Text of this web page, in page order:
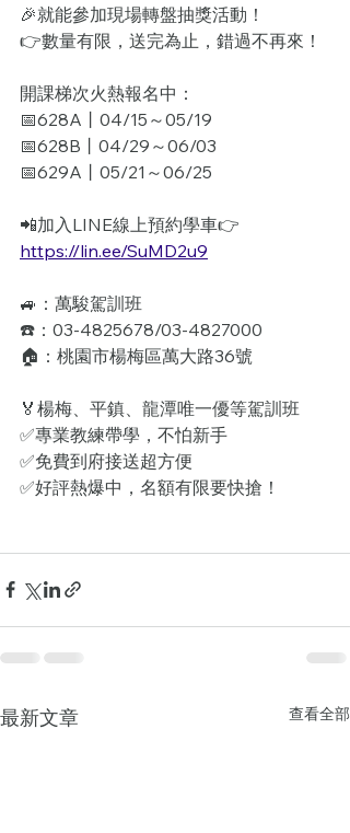
🎉就能參加現場轉盤抽獎活動！
👉數量有限，送完為止，錯過不再來！
開課梯次火熱報名中：
📅628A丨04/15～05/19
📅628B丨04/29～06/03
📅629A丨05/21～06/25
📲加入LINE線上預約學車👉
https://lin.ee/SuMD2u9
🚙：萬駿駕訓班
☎️：03-4825678/03-4827000
🏠：桃園市楊梅區萬大路36號
🏅楊梅、平鎮、龍潭唯一優等駕訓班
✅專業教練帶學，不怕新手
✅免費到府接送超方便
✅好評熱爆中，名額有限要快搶！
最新文章 查看全部